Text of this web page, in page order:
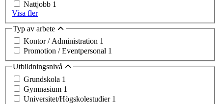
Nattjobb 1
Visa fler
Typ av arbete
Kontor / Administration 1
Promotion / Eventpersonal 1
Utbildningsnivå
Grundskola 1
Gymnasium 1
Universitet/Högskolestudier 1